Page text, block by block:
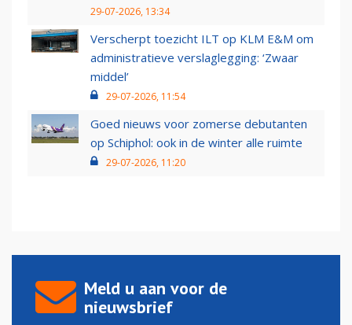
29-07-2026, 13:34
Verscherpt toezicht ILT op KLM E&M om
administratieve verslaglegging: ‘Zwaar
middel’
29-07-2026, 11:54
Goed nieuws voor zomerse debutanten
op Schiphol: ook in de winter alle ruimte
29-07-2026, 11:20
Meld u aan voor de
nieuwsbrief